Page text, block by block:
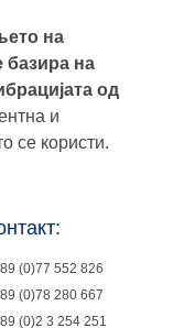
на
базира на
од
и
се користи.
(0)77 552 826
(0)78 280 667
(0)2 3 254 251